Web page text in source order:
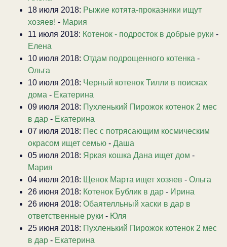
18 июля 2018: Рыжие котята-проказники ищут
хозяев! - Мария
11 июля 2018: Котенок - подросток в добрые руки -
Елена
10 июля 2018: Отдам подрощенного котенка -
Ольга
10 июля 2018: Черный котенок Тилли в поисках
дома - Екатерина
09 июля 2018: Пухленький Пирожок котенок 2 мес
в дар - Екатерина
07 июля 2018: Пес с потрясающим космическим
окрасом ищет семью - Даша
05 июля 2018: Яркая кошка Дана ищет дом -
Мария
04 июля 2018: Щенок Марта ищет хозяев - Ольга
26 июня 2018: Котенок Бублик в дар - Ирина
26 июня 2018: Обаятелльный хаски в дар в
ответственные руки - Юля
25 июня 2018: Пухленький Пирожок котенок 2 мес
в дар - Екатерина